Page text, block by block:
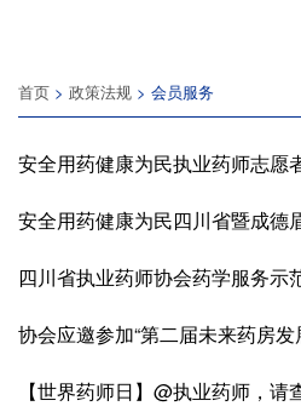
首页 > 政策法规 > 会员服务
安全用药健康为民执业药师志愿
安全用药健康为民四川省暨成德
四川省执业药师协会药学服务
协会应邀参加“第二届未来药房发
【世界药师日】@执业药师，请